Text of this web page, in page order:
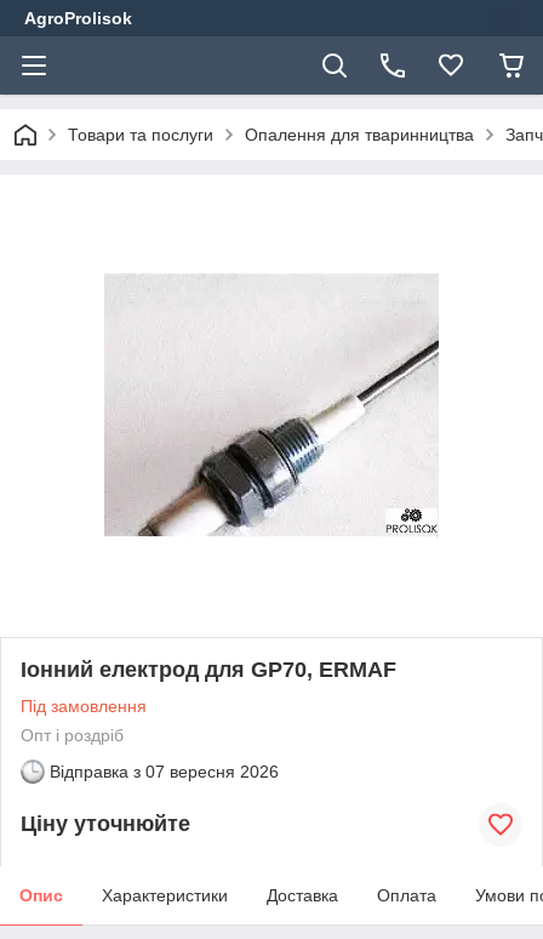
AgroProlisok
Товари та послуги Опалення для тваринництва
Іонний електрод для GP70, ERMAF
Під замовлення
Опт і роздріб
Відправка з 07 вересня 2026
Ціну уточнюйте
Опис Характеристики Доставка Оплата Умови